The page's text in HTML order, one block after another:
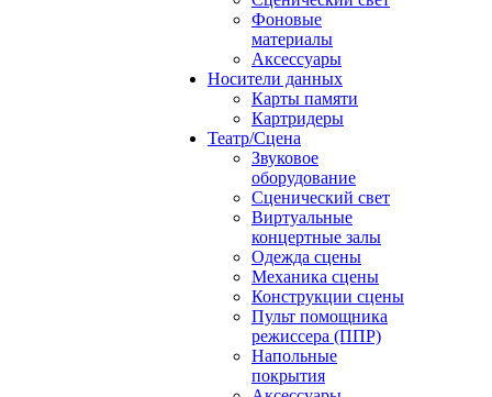
Фоновые
материалы
Аксессуары
Носители данных
Карты памяти
Картридеры
Театр/Сцена
Звуковое
оборудование
Сценический свет
Виртуальные
концертные залы
Одежда сцены
Механика сцены
Конструкции сцены
Пульт помощника
режиссера (ППР)
Напольные
покрытия